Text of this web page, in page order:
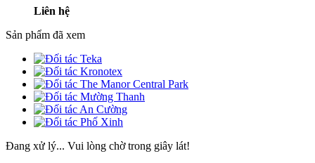
Liên hệ
Sản phẩm đã xem
Đang xử lý... Vui lòng chờ trong giây lát!